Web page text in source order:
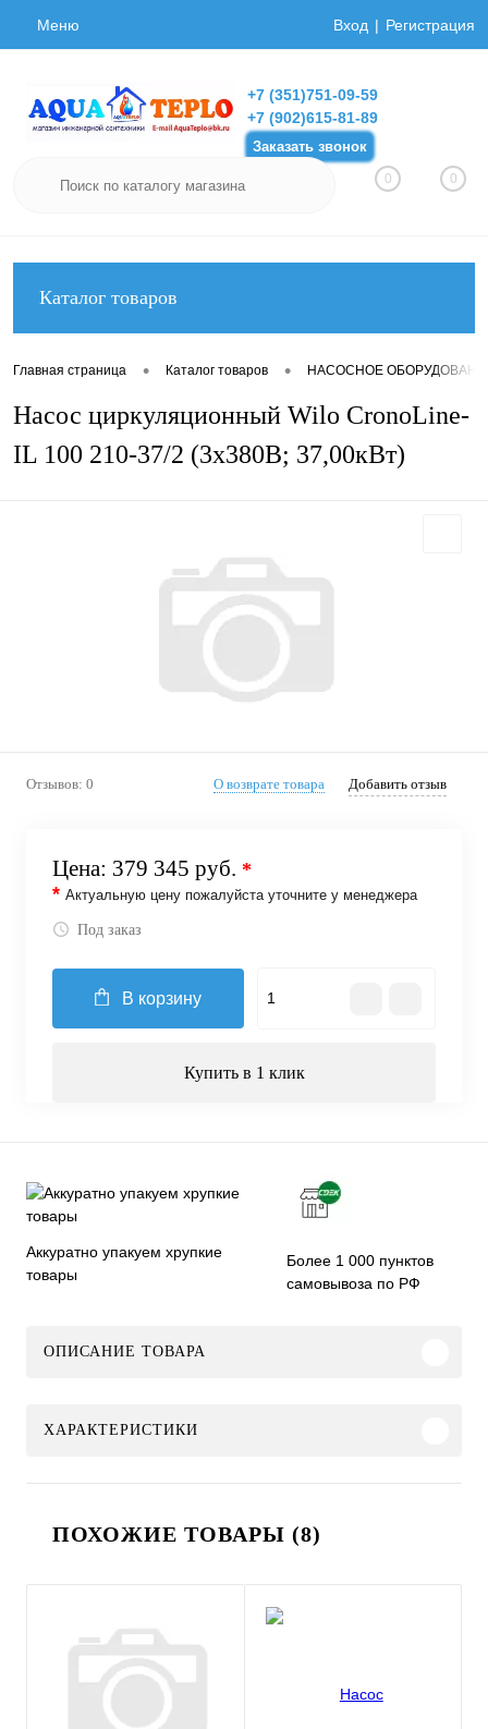
Меню Вход Регистрация
+7 (351)751-09-59
+7 (902)615-81-89
Заказать звонок
0 0
Каталог товаров
Главная страница • Каталог товаров • НАСОСНОЕ
Насос циркуляционный Wilo CronoLine-
IL 100 210-37/2 (3х380В; 37,00кВт)
Отзывов: 0 О возврате товара Добавить отзыв
Цена: 379 345 руб. *
* Актуальную цену пожалуйста уточните у менеджера
Под заказ
В корзину
Купить в 1 клик
Аккуратно упакуем хрупкие
товары
Более 1 000 пунктов
самовывоза по РФ
ОПИСАНИЕ ТОВАРА
ХАРАКТЕРИСТИКИ
ПОХОЖИЕ ТОВАРЫ (8)